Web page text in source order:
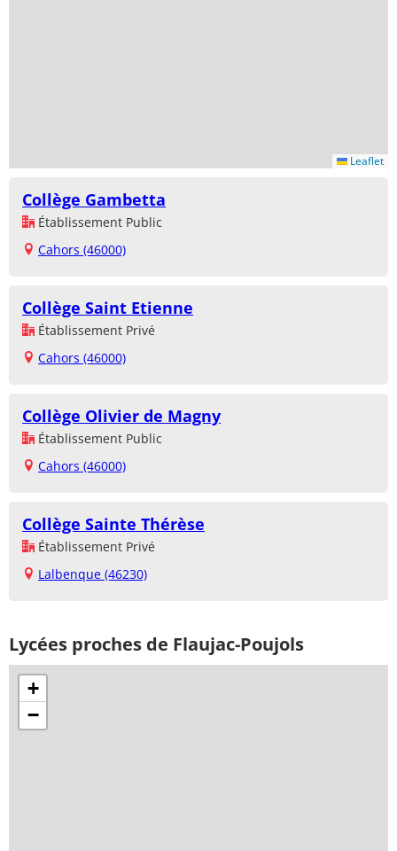
Leaflet
Collège Gambetta
Établissement Public
Cahors (46000)
Collège Saint Etienne
Établissement Privé
Cahors (46000)
Collège Olivier de Magny
Établissement Public
Cahors (46000)
Collège Sainte Thérèse
Établissement Privé
Lalbenque (46230)
Lycées proches de Flaujac-Poujols
+
−